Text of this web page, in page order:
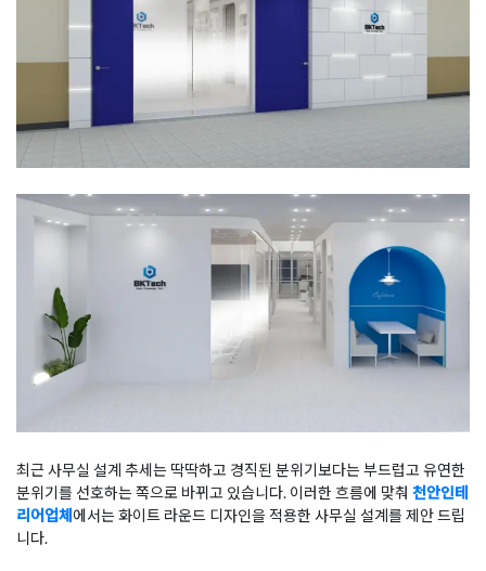
최근 사무실 설계 추세는 딱딱하고 경직된 분위기보다는 부드럽고 유연한
분위기를 선호하는 쪽으로 바뀌고 있습니다. 이러한 흐름에 맞춰 천안인테
리어업체 에서는 화이트 라운드 디자인을 적용한 사무실 설계를 제안 드립
니다.